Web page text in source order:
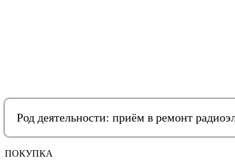
Род деятельности: приём в ремонт
ПОКУПКА